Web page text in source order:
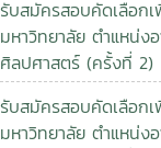
แม่โจ้
รับสมัครสอบคัดเลือก
มหาวิทยาลัย ตำแหน่ง
ศิลปศาสตร์ (ครั้งที่ 2)
รับสมัครสอบคัดเลือก
มหาวิทยาลัย ตำแหน่